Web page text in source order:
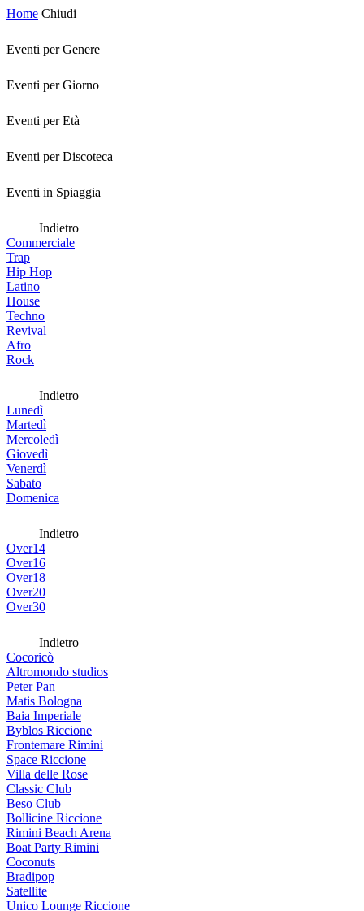
Home Chiudi
Eventi per Genere
Eventi per Giorno
Eventi per Età
Eventi per Discoteca
Eventi in Spiaggia
Indietro
Commerciale
Trap
Hip Hop
Latino
House
Techno
Revival
Afro
Rock
Indietro
Lunedì
Martedì
Mercoledì
Giovedì
Venerdì
Sabato
Domenica
Indietro
Over14
Over16
Over18
Over20
Over30
Indietro
Cocoricò
Altromondo studios
Peter Pan
Matis Bologna
Baia Imperiale
Byblos Riccione
Frontemare Rimini
Space Riccione
Villa delle Rose
Classic Club
Beso Club
Bollicine Riccione
Rimini Beach Arena
Boat Party Rimini
Coconuts
Bradipop
Satellite
Unico Lounge Riccione